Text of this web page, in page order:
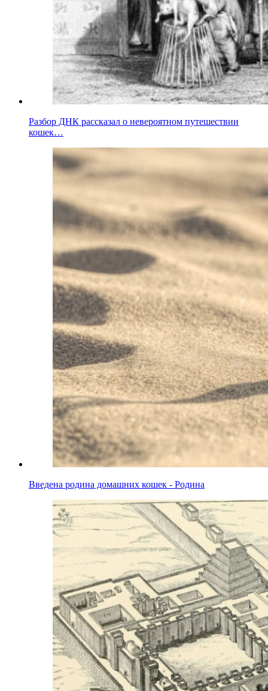
Разбор ДНК рассказал о невероятном путешествии
кошек…
Введена родина домашних кошек - Родина